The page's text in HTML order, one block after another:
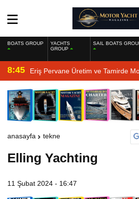
BOATS GROUP
YACHTS
GROUP
SAIL BOATS
8:45 Eriş Pervane Üretim ve Tamirde
Magazine’de
anasayfa tekne
Elling Yachting
11 Şubat 2024 - 16:47